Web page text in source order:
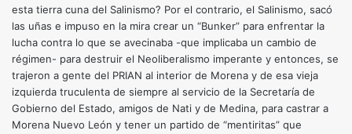
esta tierra cuna del Salinismo? Por el contrario, el Salinismo, sacó
las uñas e impuso en la mira crear un “Bunker” para enfrentar la
lucha contra lo que se avecinaba -que implicaba un cambio de
régimen- para destruir el Neoliberalismo imperante y entonces, se
trajeron a gente del PRIAN al interior de Morena y de esa vieja
izquierda truculenta de siempre al servicio de la Secretaría de
Gobierno del Estado, amigos de Nati y de Medina, para castrar a
Morena Nuevo León y tener un partido de “mentiritas” que